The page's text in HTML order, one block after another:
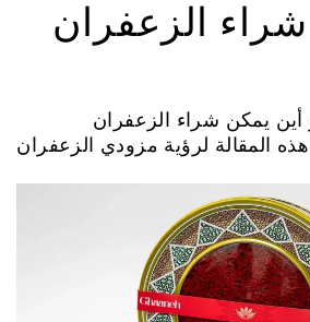
الزعفران
يمكن شراء الزعفران
المقالة لرؤية مزودي الزعفران